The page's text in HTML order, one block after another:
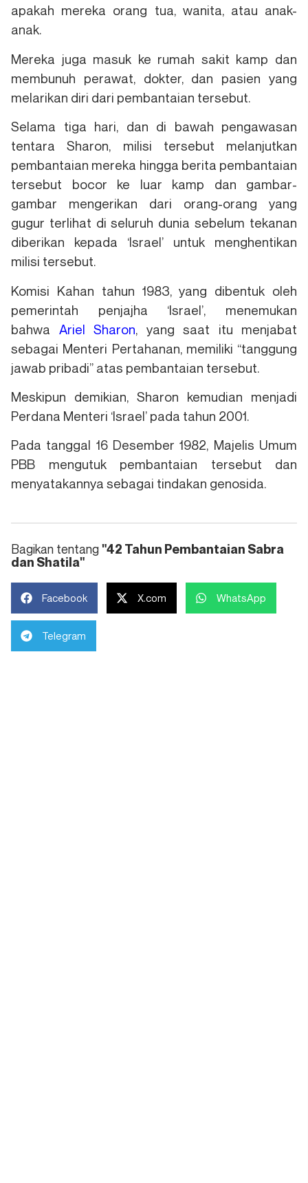
apakah mereka orang tua, wanita, atau anak-
anak.
Mereka juga masuk ke rumah sakit kamp dan
membunuh perawat, dokter, dan pasien yang
melarikan diri dari pembantaian tersebut.
Selama tiga hari, dan di bawah pengawasan
tentara Sharon, milisi tersebut melanjutkan
pembantaian mereka hingga berita pembantaian
tersebut bocor ke luar kamp dan gambar-
gambar mengerikan dari orang-orang yang
gugur terlihat di seluruh dunia sebelum tekanan
diberikan kepada ‘Israel’ untuk menghentikan
milisi tersebut.
Komisi Kahan tahun 1983, yang dibentuk oleh
pemerintah penjajha ‘Israel’, menemukan
bahwa Ariel Sharon , yang saat itu menjabat
sebagai Menteri Pertahanan, memiliki “tanggung
jawab pribadi” atas pembantaian tersebut.
Meskipun demikian, Sharon kemudian menjadi
Perdana Menteri ‘Israel’ pada tahun 2001.
Pada tanggal 16 Desember 1982, Majelis Umum
PBB mengutuk pembantaian tersebut dan
menyatakannya sebagai tindakan genosida.
Bagikan tentang"42 Tahun Pembantaian Sabra
dan Shatila"
Facebook X.com WhatsApp
Telegram